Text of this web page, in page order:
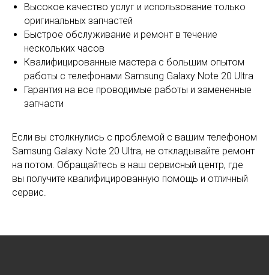
Высокое качество услуг и использование только
оригинальных запчастей
Быстрое обслуживание и ремонт в течение
нескольких часов
Квалифицированные мастера с большим опытом
работы с телефонами Samsung Galaxy Note 20 Ultra
Гарантия на все проводимые работы и замененные
запчасти
Если вы столкнулись с проблемой с вашим телефоном
Samsung Galaxy Note 20 Ultra, не откладывайте ремонт
на потом. Обращайтесь в наш сервисный центр, где
вы получите квалифицированную помощь и отличный
сервис.